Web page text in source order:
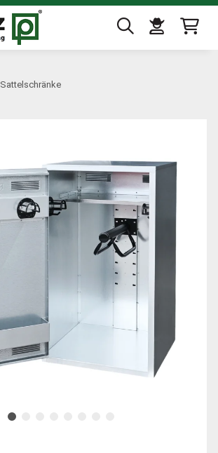
Sattelschränke